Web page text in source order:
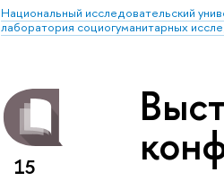
Национальный исследовательский
лаборатория социогуманитарных
15